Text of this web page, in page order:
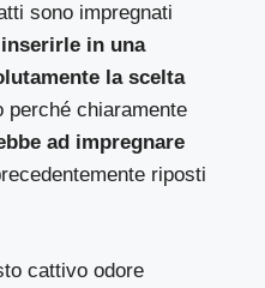
sono impregnati
inserirle in una
la scelta
perché chiaramente
ad impregnare
riposti
cattivo odore